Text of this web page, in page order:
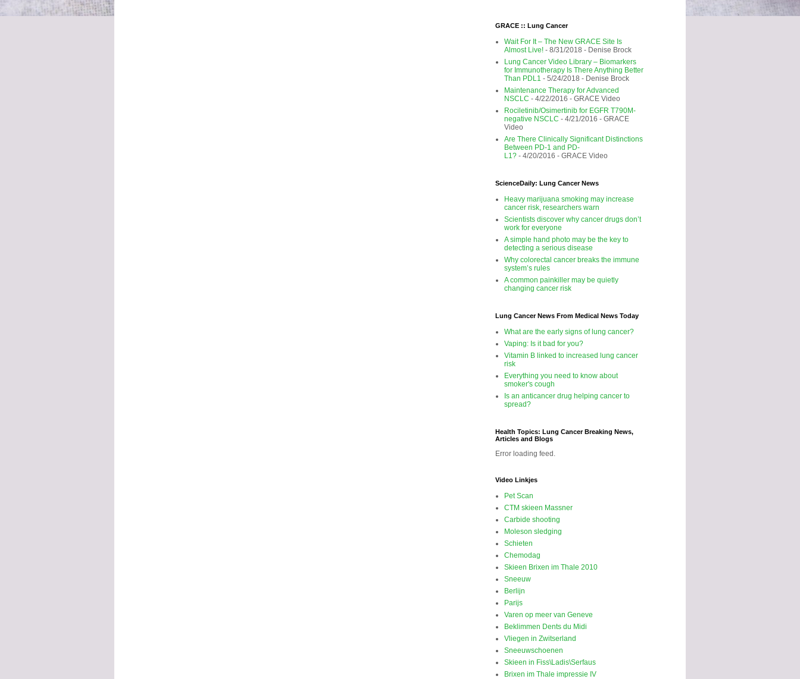
GRACE :: Lung Cancer
Wait For It – The New GRACE Site Is
Almost Live! - 8/31/2018 - Denise Brock
Lung Cancer Video Library – Biomarkers
for Immunotherapy Is There Anything Better
Than PDL1 - 5/24/2018 - Denise Brock
Maintenance Therapy for Advanced
NSCLC - 4/22/2016 - GRACE Video
Rociletinib/Osimertinib for EGFR T790M-
negative NSCLC - 4/21/2016 - GRACE
Video
Are There Clinically Significant Distinctions
Between PD-1 and PD-
L1? - 4/20/2016 - GRACE Video
ScienceDaily: Lung Cancer News
Heavy marijuana smoking may increase
cancer risk, researchers warn
Scientists discover why cancer drugs don’t
work for everyone
A simple hand photo may be the key to
detecting a serious disease
Why colorectal cancer breaks the immune
system’s rules
A common painkiller may be quietly
changing cancer risk
Lung Cancer News From Medical News Today
What are the early signs of lung cancer?
Vaping: Is it bad for you?
Vitamin B linked to increased lung cancer
risk
Everything you need to know about
smoker's cough
Is an anticancer drug helping cancer to
spread?
Health Topics: Lung Cancer Breaking News,
Articles and Blogs
Error loading feed.
Video Linkjes
Pet Scan
CTM skieen Massner
Carbide shooting
Moleson sledging
Schieten
Chemodag
Skieen Brixen im Thale 2010
Sneeuw
Berlijn
Parijs
Varen op meer van Geneve
Beklimmen Dents du Midi
Vliegen in Zwitserland
Sneeuwschoenen
Skieen in Fiss\Ladis\Serfaus
Brixen im Thale impressie IV